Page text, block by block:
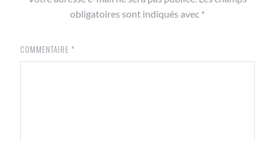
obligatoires sont indiqués avec *
COMMENTAIRE *